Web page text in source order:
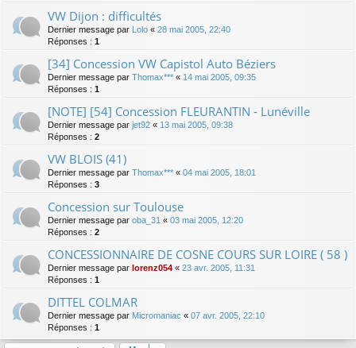
VW Dijon : difficultés
Dernier message par Lolo « 28 mai 2005, 22:40
Réponses : 1
[34] Concession VW Capistol Auto Béziers
Dernier message par Thomax*** « 14 mai 2005, 09:35
Réponses : 1
[NOTE] [54] Concession FLEURANTIN - Lunéville
Dernier message par jet92 « 13 mai 2005, 09:38
Réponses : 2
VW BLOIS (41)
Dernier message par Thomax*** « 04 mai 2005, 18:01
Réponses : 3
Concession sur Toulouse
Dernier message par oba_31 « 03 mai 2005, 12:20
Réponses : 2
CONCESSIONNAIRE DE COSNE COURS SUR LOIRE ( 58 )
Dernier message par lorenz054 « 23 avr. 2005, 11:31
Réponses : 1
DITTEL COLMAR
Dernier message par Micromaniac « 07 avr. 2005, 22:10
Réponses : 1